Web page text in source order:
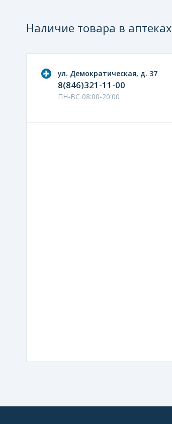
Наличие товара в аптеках
ул. Демократическая, д. 37
8(846)321-11-00
ПН-ВС 08:00-20:00